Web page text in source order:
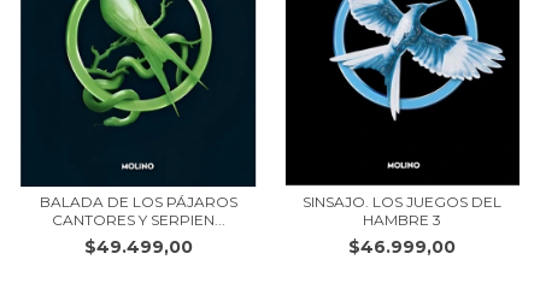
BALADA DE LOS PÁJAROS
CANTORES Y SERPIEN...
$49.499,00
SINSAJO. LOS JUEGOS DEL
HAMBRE 3
$46.999,00